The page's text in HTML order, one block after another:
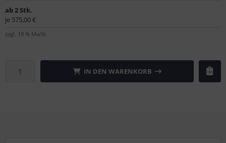
ab 2 Stk.
je 575,00 €
zzgl. 19 % MwSt.
IN DEN WARENKORB